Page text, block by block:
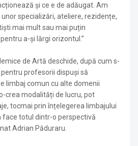
și ce e de adăugat. Am
specializări, ateliere, rezidențe,
mai mult sau mai puțin
a-și lărgi orizontul.”
de Artă deschide, după cum s-
profesorii dispuși să
limbaj comun cu alte domenii
crea modalități de lucru, pot
tocmai prin înțelegerea limbajului
face totul dintr-o perspectivă
Adrian Păduraru.